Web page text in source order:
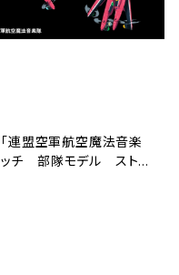
「連盟空軍航空魔法音楽
ッチ 部隊モデル ストラ
ルナンバー入り ）